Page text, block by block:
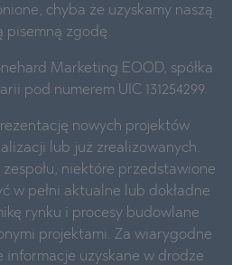
chyba że uzyskamy naszą
pisemną zgodę.
Marketing EOOD, spółka
pod numerem UIC 131254299.
nowych projektów
lub już zrealizowanych.
zespołu, niektóre przedstawione
w pełni aktualne lub dokładne
rynku i procesy budowlane
projektami. Za wiarygodne
informacje uzyskane w drodze